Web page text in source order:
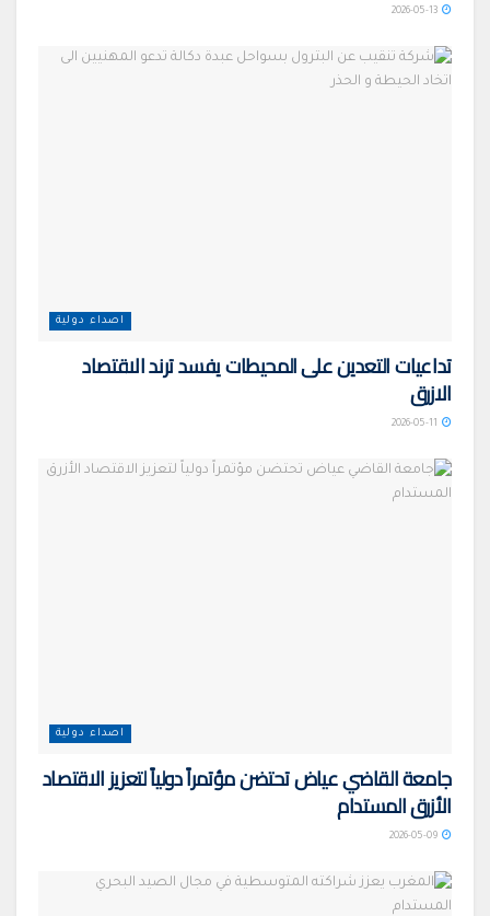
اصداء دولية
تداعيات التعدين على المحيطات يفسد ترند الاقتصاد
الازرق
اصداء دولية
جامعة القاضي عياض تحتضن مؤتمراً دولياً لتعزيز الاقتصاد
الأزرق المستدام